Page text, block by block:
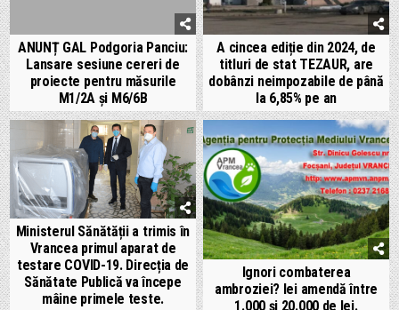
ANUNȚ GAL Podgoria Panciu:
Lansare sesiune cereri de
proiecte pentru măsurile
M1/2A și M6/6B
A cincea ediție din 2024, de
titluri de stat TEZAUR, are
dobânzi neimpozabile de până
la 6,85% pe an
Ministerul Sănătății a trimis în
Vrancea primul aparat de
testare COVID-19. Direcția de
Sănătate Publică va începe
mâine primele teste.
Ignori combaterea
ambroziei? Iei amendă între
1.000 și 20.000 de lei.